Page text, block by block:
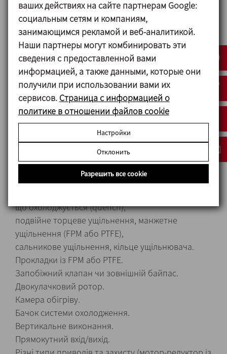
Ущільнення EPDM
Торцеве ущільнення:
Рухома частина Silicon carbide (SiC).
Стаціонарна частина Carbon (C)
Ущільнення EPDM
Обробка поверхні:
Внутрішня Ra<0,8 μm
Зовнішня Матова
Опции
Торцеве ущільнення із SiC/SiC або TuC/SiC.
що охолоджується (quench),
подвійне торцеве ущільнення, манжетне
ущільнення (FPM або PTFE),
сальникове ущільнення, кільце ущільнювача.
Прокладки із FPM або PTFE.
Запобіжний клапан чи зовнішній байпас.
Двокулачковий ротор.
Камера обігріву.
Бачок системи охолодження.
Вертикальне виконання.
Прямокутний вхід/вихід.
ваших действиях на сайте партнерам Google:
социальным сетям и компаниям,
занимающимся рекламой и веб-аналитикой.
Наши партнеры могут комбинировать эти
сведения с предоставленной вами
информацией, а также данными, которые они
получили при использовании вами их
сервисов. Страница с информацией о
политике в отношении файлов cookie
Настройки
Отклонить
Разрешить все cookie